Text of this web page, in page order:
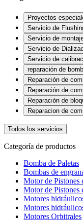
Proyectos
Servicio de
Servicio de
Servicio de
Servicio de
reparación de
Reparación de
Reparación de
Reparación de
Reparacion de
Todos los servicios
Categoría de productos
Bomba de Paletas
Bombas de
Motor de Pistones
Motor de Pistones
Motores
Motores
Motores Orbitrales